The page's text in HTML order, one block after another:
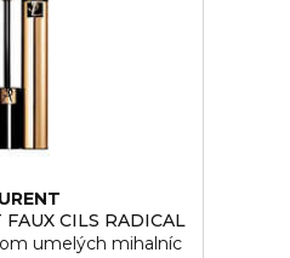
CILS RADICAL
umelých mihalníc